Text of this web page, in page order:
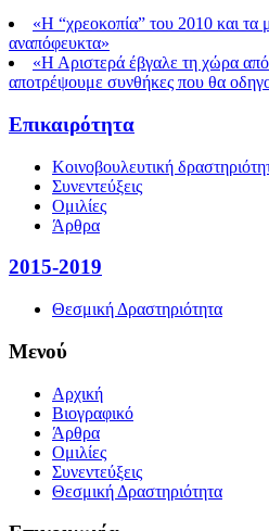
«Η “χρεοκοπία” του 2010 και τα
αναπόφευκτα»
«Η Αριστερά έβγαλε τη χώρα
αποτρέψουμε συνθήκες που θα
Επικαιρότητα
Κοινοβουλευτική
Συνεντεύξεις
Ομιλίες
Άρθρα
2015-2019
Θεσμική Δραστηριότητα
Μενού
Αρχική
Βιογραφικό
Άρθρα
Ομιλίες
Συνεντεύξεις
Θεσμική Δραστηριότητα